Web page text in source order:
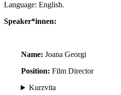
Language: English.
Speaker*innen:
Name: Joana Georgi
Position: Film Director
Kurzvita